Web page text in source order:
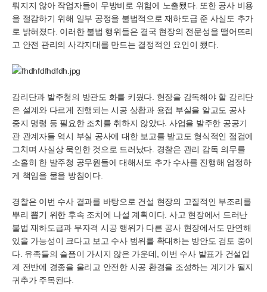
뤄지지 않아 작업자들이 무방비로 위험에 노출됐다. 또한 공사 비용
을 절감하기 위해 일부 공정을 불법적으로 재하도급 준 사실도 추가
로 밝혀졌다. 이러한 불법 행위들은 결국 현장의 전문성을 떨어뜨리
고 안전 관리의 사각지대를 만드는 결정적인 요인이 됐다.
감리단과 발주청의 방관도 화를 키웠다. 현장을 감독해야 할 감리단
은 설계와 다르게 진행되는 시공 상황과 용접 부실을 알고도 공사
중지 명령 등 필요한 조치를 취하지 않았다. 사업을 발주한 공공기
관 관계자들 역시 부실 공사에 대한 보고를 받고도 형식적인 점검에
그치며 사실상 묵인한 것으로 드러났다. 경찰은 관리 감독 의무를
소홀히 한 발주청 공무원들에 대해서도 추가 수사를 진행해 엄정하
게 책임을 물을 방침이다.
경찰은 이번 수사 결과를 바탕으로 건설 현장의 고질적인 부조리를
뿌리 뽑기 위한 후속 조치에 나설 계획이다. 사고 현장에서 드러난
불법 재하도급과 무자격 시공 행위가 다른 공사 현장에서도 만연해
있을 가능성이 크다고 보고 수사 범위를 확대하는 방안도 검토 중이
다. 유족들의 슬픔이 가시지 않은 가운데, 이번 수사 발표가 건설업
계 전반에 경종을 울리고 안전한 시공 환경을 조성하는 계기가 될지
귀추가 주목된다.